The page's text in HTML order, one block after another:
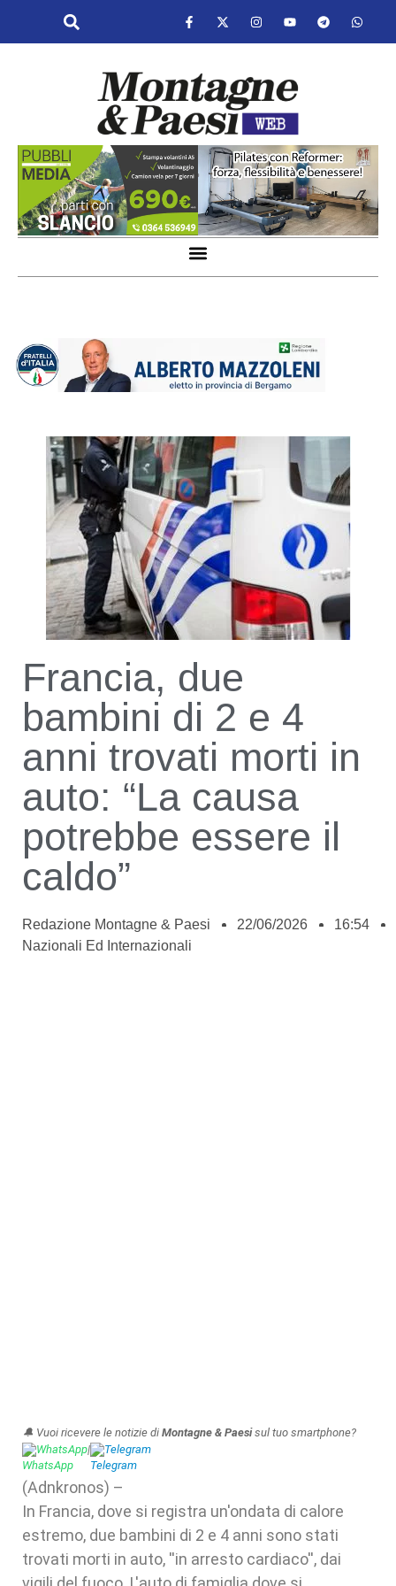
Francia, due
bambini di 2 e 4
anni trovati morti in
auto: “La causa
potrebbe essere il
caldo”
Redazione Montagne & Paesi 22/06/2026
16:54
Nazionali Ed Internazionali
🔔 Vuoi ricevere le notizie di Montagne & Paesisul tuo smartphone?
WhatsApp| Telegram
(Adnkronos) –
In Francia, dove si registra un'ondata di calore
estremo, due bambini di 2 e 4 anni sono stati
trovati morti in auto, ''in arresto cardiaco'', dai